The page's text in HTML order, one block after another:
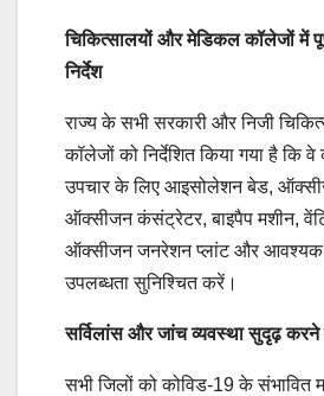
चिकित्सालयों और मेडिकल कॉलेजों में
निर्देश
राज्य के सभी सरकारी और निजी
कॉलेजों को निर्देशित किया गया है कि वे
उपचार के लिए आइसोलेशन बेड,
ऑक्सीजन कंसंट्रेटर, बाइपैप मशीन,
ऑक्सीजन जनरेशन प्लांट और आवश्यक
उपलब्धता सुनिश्चित करें।
सर्विलांस और जांच व्यवस्था सुदृढ़ करने
सभी जिलों को कोविड-19 के संभावित